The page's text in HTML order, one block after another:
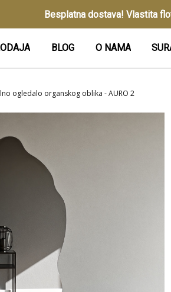
Besplatna dostava! Vlastita
BLOG O NAMA
ogledalo organskog oblika - AURO 2